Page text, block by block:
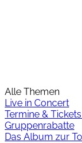
Alle Themen
Live in Concert
Termine &
Gruppenrabatte
Das Album zur